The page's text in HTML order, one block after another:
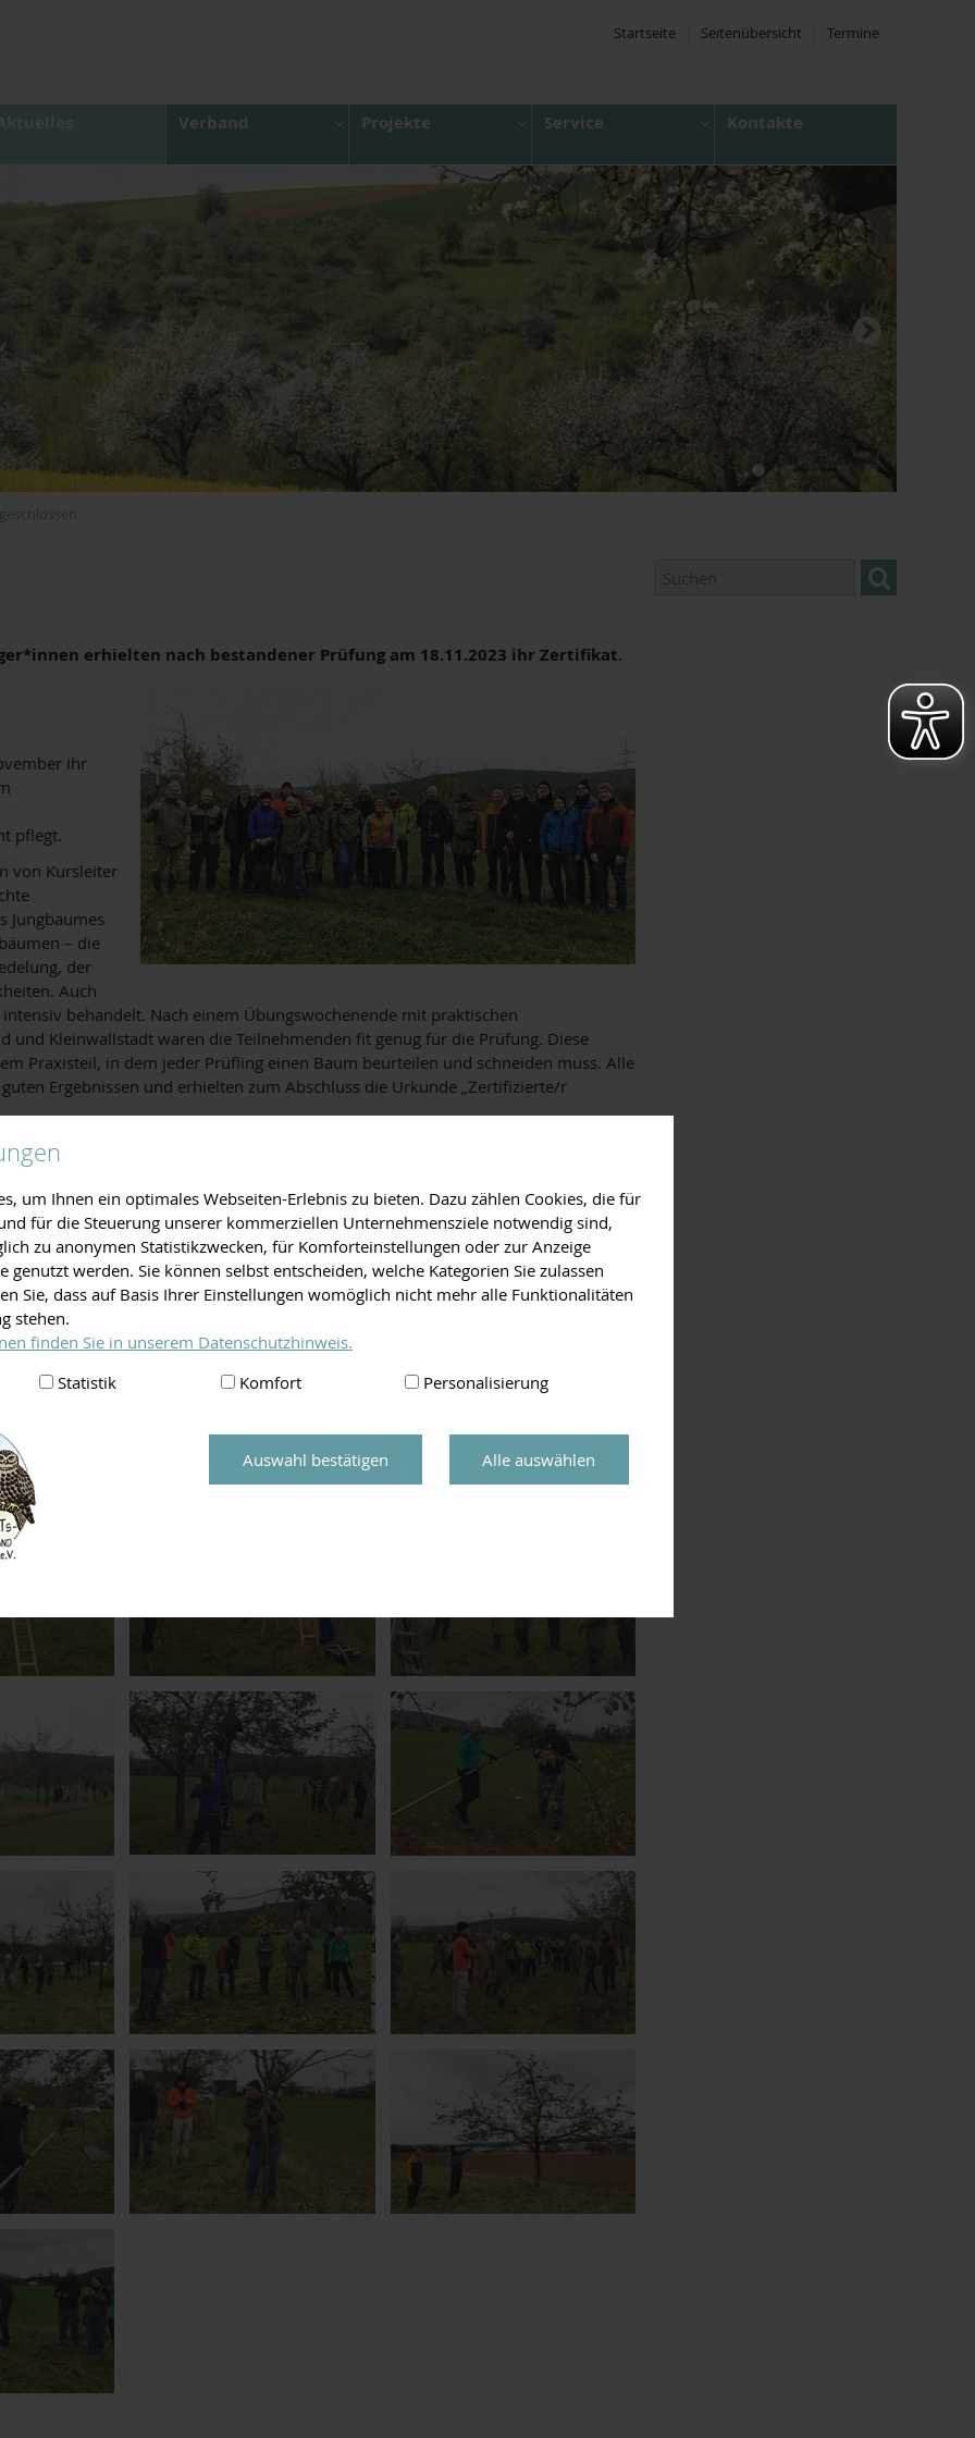
um Ihnen ein optimales Webseiten-Erlebnis zu bieten. Dazu zählen Cookies, die für
für die Steuerung unserer kommerziellen Unternehmensziele notwendig sind,
zu anonymen Statistikzwecken, für Komforteinstellungen oder zur Anzeige
genutzt werden. Sie können selbst entscheiden, welche Kategorien Sie zulassen
Sie, dass auf Basis Ihrer Einstellungen womöglich nicht mehr alle Funktionalitäten
stehen.
finden Sie in unserem Datenschutzhinweis.
Statistik Komfort Personalisierung
Auswahl bestätigen Alle auswählen
Startseite Seitenübersicht Termine
Verband Projekte Service Kontakte
erhielten nach bestandener Prüfung am 18.11.2023 ihr Zertifikat.
ihr
pflegt.
von Kursleiter
Jungbaumes
– die
der
Auch
behandelt. Nach einem Übungswochenende mit praktischen
und Kleinwallstadt waren die Teilnehmenden fit genug für die Prüfung. Diese
Praxisteil, in dem jeder Prüfling einen Baum beurteilen und schneiden muss. Alle
Ergebnissen und erhielten zum Abschluss die Urkunde „Zertifizierte/r
die schon ausgebucht ist. Der Landschaftspflegeverband Miltenberg bildet
Fachleute bieten ihre Unterstützung an, wenn Besitzer von Streuobstwiesen Hilfe
und allgemeinen Gartenarbeiten wie Heckenschnitt, benötigen. Ein
ist auf derWebseite des LPVzu finden.